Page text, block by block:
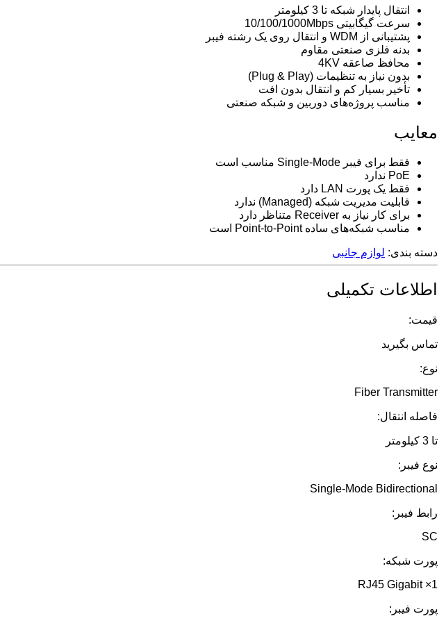
انتقال پایدار شبکه تا 3 کیلومتر
سرعت گیگابیتی 10/100/1000Mbps
پشتیبانی از WDM و انتقال روی یک رشته فیبر
بدنه فلزی صنعتی مقاوم
محافظ صاعقه 4KV
بدون نیاز به تنظیمات (Plug & Play)
تأخیر بسیار کم و انتقال بدون افت
مناسب پروژه‌های دوربین و شبکه صنعتی
معایب
فقط برای فیبر Single-Mode مناسب است
PoE ندارد
فقط یک پورت LAN دارد
قابلیت مدیریت شبکه (Managed) ندارد
برای کار نیاز به Receiver متناظر دارد
مناسب شبکه‌های ساده Point-to-Point است
دسته بندی: لوازم جانبی
اطلاعات تکمیلی
قیمت:
تماس بگیرید
نوع:
Fiber Transmitter
فاصله انتقال:
تا 3 کیلومتر
نوع فیبر:
Single-Mode Bidirectional
رابط فیبر:
SC
پورت شبکه:
1× RJ45 Gigabit
پورت فیبر: